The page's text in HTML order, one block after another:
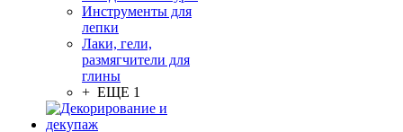
Инструменты для
лепки
Лаки, гели,
размягчители для
глины
+ ЕЩЕ 1